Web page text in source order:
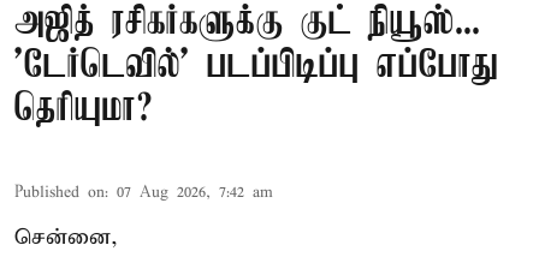
அஜித் ரசிகர்களுக்கு குட் நியூஸ்...
'டேர்டெவில்' படப்பிடிப்பு எப்போது
தெரியுமா?
Published on: 07 Aug 2026, 7:42 am
சென்னை,